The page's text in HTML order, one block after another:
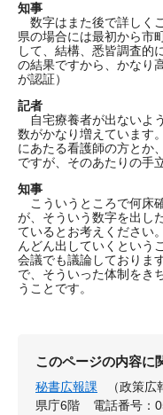
知事
数字はまた後で詳しく
県の場合には最初から市
して、結構、悉皆調査的
の結果ですから、かなり
が認証）
記者
自宅療養者が出ないよ
数がかなり増えています
にあたる看護師の方とか
ですが、そのあたりの手
知事
こういうところで何床
が、そういう数字を出し
ているとお考えください
んどん出していくという
会議でも議論しておりま
で、そういった体制をき
うことです。
このページの内容に
秘書広報課
（政策広
県庁6階
電話番号：